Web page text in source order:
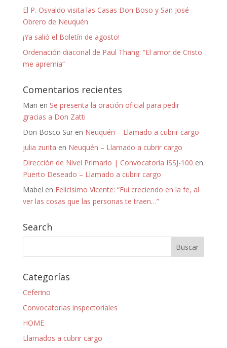
El P. Osvaldo visita las Casas Don Boso y San José
Obrero de Neuquén
¡Ya salió el Boletín de agosto!
Ordenación diaconal de Paul Thang: “El amor de Cristo
me apremia”
Comentarios recientes
Mari en Se presenta la oración oficial para pedir
gracias a Don Zatti
Don Bosco Suren Neuquén – Llamado a cubrir cargo
julia zurita en Neuquén – Llamado a cubrir cargo
Dirección de Nivel Primario | Convocatoria ISSJ-100 en
Puerto Deseado – Llamado a cubrir cargo
Mabel en Felicísimo Vicente: “Fui creciendo en la fe, al
ver las cosas que las personas te traen…”
Search
Categorías
Ceferino
Convocatorias inspectoriales
HOME
Llamados a cubrir cargo